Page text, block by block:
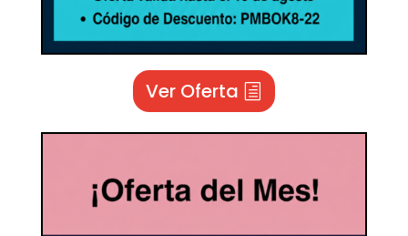
Ver Oferta